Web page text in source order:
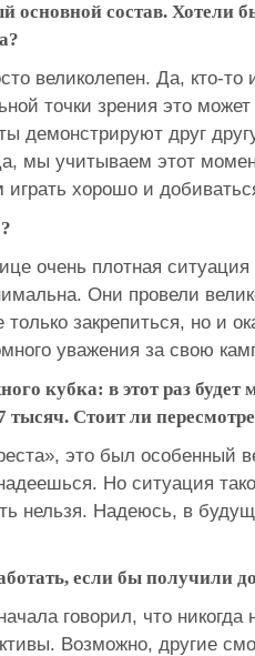
основной состав. Хотели
великолепен. Да, кто-
точки зрения это
демонстрируют друг
мы учитываем этот
хорошо и
очень плотная
Они провели
закрепиться, но и
уважения за свою
кубка: в этот раз
Стоит ли
это был особенный
Но ситуация
нельзя. Надеюсь, в
если бы получили
говорил, что
Возможно, другие